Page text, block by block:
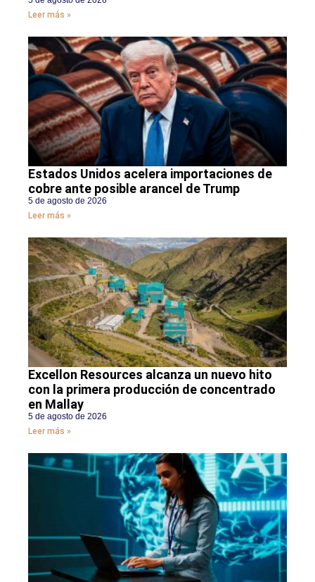
Leer más »
Estados Unidos acelera importaciones de
cobre ante posible arancel de Trump
5 de agosto de 2026
Leer más »
Excellon Resources alcanza un nuevo hito
con la primera producción de concentrado
en Mallay
5 de agosto de 2026
Leer más »